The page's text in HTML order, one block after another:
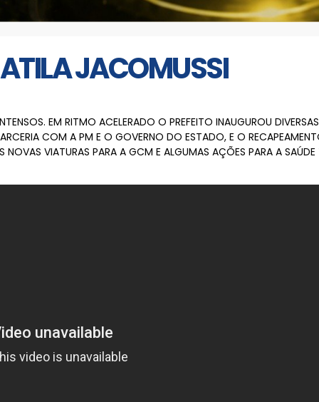
JACOMUSSI
EM RITMO ACELERADO O PREFEITO INAUGUROU
COM A PM E O GOVERNO DO ESTADO, E O
VIATURAS PARA A GCM E ALGUMAS AÇÕES PARA A